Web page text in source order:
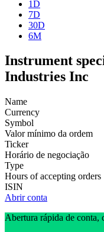
1D
7D
30D
6M
Instrument
Industries Inc
Name
Currency
Symbol
Valor mínimo da ordem
Ticker
Horário de negociação
Type
Hours of accepting orders
ISIN
Abrir conta
Abertura rápida de conta,